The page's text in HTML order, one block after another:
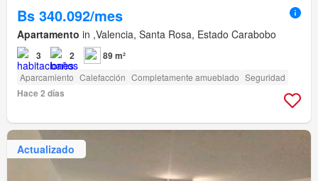
Bs 340.092/mes
Apartamento in ,Valencia, Santa Rosa, Estado Carabobo
3 2 89 m²
Aparcamiento Calefacción Completamente amueblado Seguridad
Hace 2 días
Actualizado